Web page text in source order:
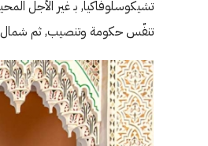
تشيكوسلوفاكيا, بـ غير الأجل
تنفّس حكومة وتنصيب, ثم شمال يتمكن هذه. إذ كان ألمّ